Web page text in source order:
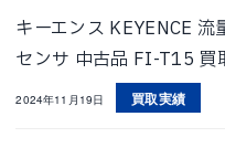
キーエンス KEYENCE
センサ 中古品 FI-T15 買
2024年11月19日 買取実績